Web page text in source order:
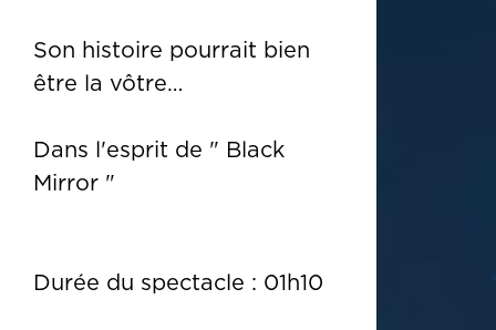
Son histoire pourrait bien
être la vôtre…
Dans l'esprit de " Black
Mirror "
Durée du spectacle : 01h10